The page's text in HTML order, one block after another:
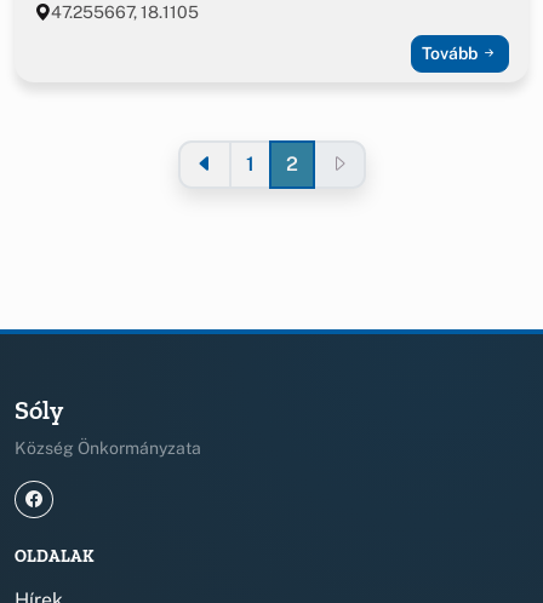
47.255667, 18.1105
Tovább
1 2
Sóly
Község Önkormányzata
OLDALAK